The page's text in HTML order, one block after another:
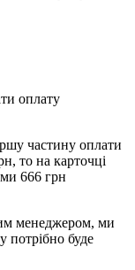
оплату
частину оплати
то на карточці
666 грн
менеджером, ми
потрібно буде